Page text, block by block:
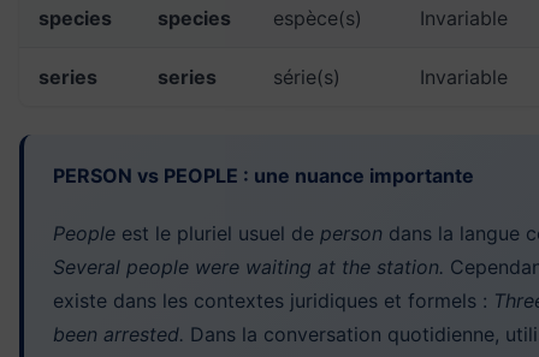
species species espèce(s) Invariable
series series série(s) Invariable
PERSON vs PEOPLE : une nuance importante
People est le pluriel usuel de person dans la langue
Several people were waiting at the station.
existe dans les contextes juridiques et formels :
been arrested. Dans la conversation quotidienne,